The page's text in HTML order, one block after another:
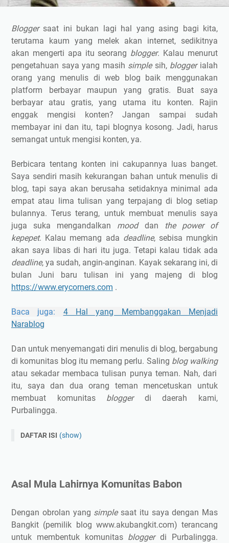
Bloggersaat ini bukan lagi hal yang asing bagi kita,
terutama kaum yang melek akan internet, sedikitnya
akan mengerti apa itu seorang blogger. Kalau menurut
pengetahuan saya yang masih simplesih, bloggerialah
orang yang menulis di web blog baik menggunakan
platform berbayar maupun yang gratis. Buat saya
berbayar atau gratis, yang utama itu konten. Rajin
enggak mengisi konten? Jangan sampai sudah
membayar ini dan itu, tapi blognya kosong. Jadi, harus
semangat untuk mengisi konten, ya.
Berbicara tentang konten ini cakupannya luas banget.
Saya sendiri masih kekurangan bahan untuk menulis di
blog, tapi saya akan berusaha setidaknya minimal ada
empat atau lima tulisan yang terpajang di blog setiap
bulannya. Terus terang, untuk membuat menulis saya
juga suka mengandalkan mooddan the power of
kepepet. Kalau memang ada deadline, sebisa mungkin
akan saya libas di hari itu juga. Tetapi kalau tidak ada
deadline, ya sudah, angin-anginan. Kayak sekarang ini, di
bulan Juni baru tulisan ini yang majeng di blog
https://www.erycorners.com .
Baca juga: 4 Hal yang Membanggakan Menjadi
Narablog
Dan untuk menyemangati diri menulis di blog, bergabung
di komunitas blog itu memang perlu. Saling blog walking
atau sekadar membaca tulisan punya teman. Nah, dari
itu, saya dan dua orang teman mencetuskan untuk
membuat komunitas bloggerdi daerah kami,
Purbalingga.
DAFTAR ISI (show)
2. Menjadikan semangat untuk menulis
Asal Mula Lahirnya Komunitas Babon
Dengan obrolan yang simplesaat itu saya dengan Mas
Bangkit (pemilik blog www.akubangkit.com) terancang
untuk membentuk komunitas bloggerdi Purbalingga.